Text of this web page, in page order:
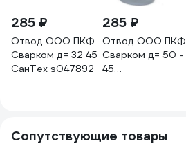
285 ₽
Отвод ООО ПКФ
Сварком д= 32 45
СанТех s047892
285 ₽
Отвод ООО ПКФ
Сварком д= 50 -
45
Сопутствующие товары